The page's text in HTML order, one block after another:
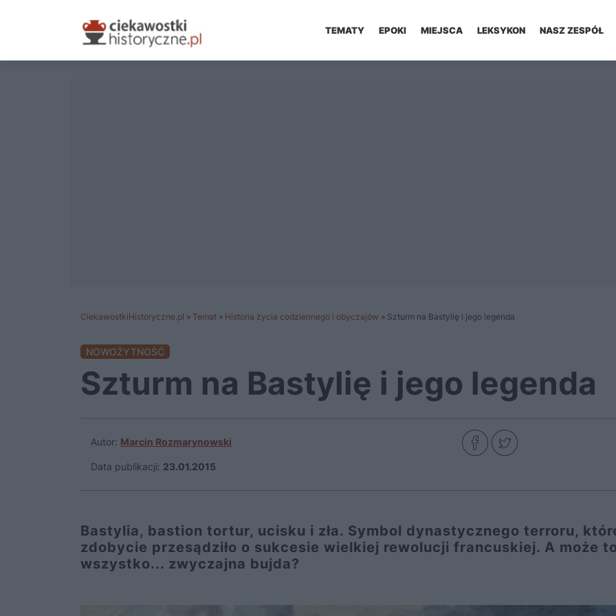
TEMATY EPOKI MIEJSCA LEKSYKON NASZ ZESPÓŁ
CiekawostkiHistoryczne.pl » Temat » Historia życia codziennego i obyczajów » Szturm na Bastylię i jego legenda
NOWOŻYTNOŚĆ
Szturm na Bastylię i jego legenda
Autor: Marcin Rozmarynowski
Data publikacji: 23.01.2015
Bastylia, bastion tortur, ucisku i zła. Symbol dynastycznego terroru,
zdobycie przesądziło o sukcesie wielkiej rewolucji francuskiej. A może
wszystko... zwyczajna bujda?